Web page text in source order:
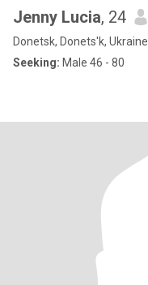
Jenny Lucia, 24
Donetsk, Donets'k, Ukraine
Seeking: Male 46 - 80